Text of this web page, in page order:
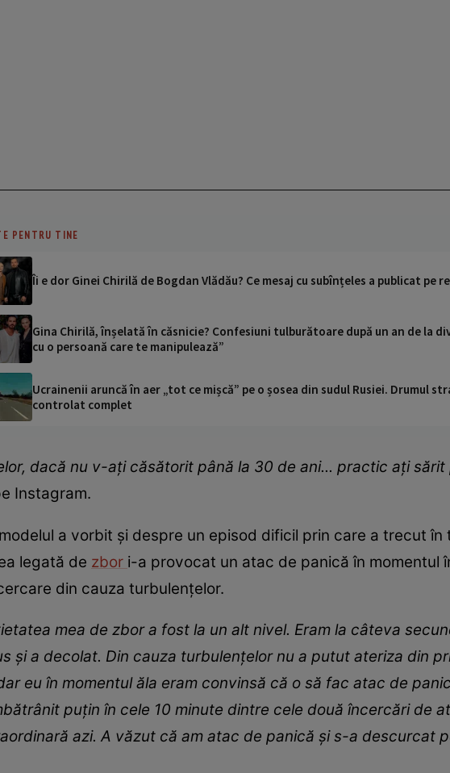
PENTRU TINE
Îi e dor Ginei Chirilă de Bogdan Vlădău? Ce mesaj cu subînțeles a publicat pe
Gina Chirilă, înșelată în căsnicie? Confesiuni tulburătoare după un an de la
cu o persoană care te manipulează”
Ucrainenii aruncă în aer „tot ce mișcă” pe o șosea din sudul Rusiei. Drumul
controlat complet
dacă nu v-ați căsătorit până la 30 de ani... practic ați
Instagram.
a vorbit și despre un episod dificil prin care a trecut
legată de zbor i-a provocat un atac de panică în momentul
din cauza turbulențelor.
mea de zbor a fost la un alt nivel. Eram la câteva
și a decolat. Din cauza turbulențelor nu a putut ateriza din
eu în momentul ăla eram convinsă că o să fac atac de
puțin în cele 10 minute dintre cele două încercări de
azi. A văzut că am atac de panică și s-a descurcat